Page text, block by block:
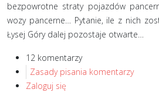
bezpowrotne straty pojazdów
wozy pancerne… Pytanie, ile z nich
Łysej Góry dalej pozostaje otwarte…
12 komentarzy
Zasady pisania komentarzy
Zaloguj się